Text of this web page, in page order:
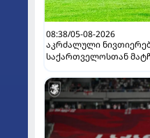
08:38/05-08-2026
აკრძალული
საქართველოსთან
ინფორმაციას